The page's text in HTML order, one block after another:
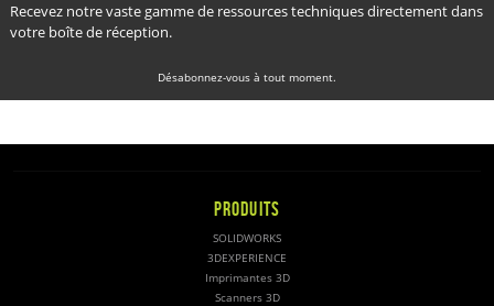
Recevez notre vaste gamme de ressources techniques directement dans
votre boîte de réception.
Désabonnez-vous à tout moment.
PRODUITS
SOLIDWORKS
3DEXPERIENCE
Imprimantes 3D
Scanners 3D